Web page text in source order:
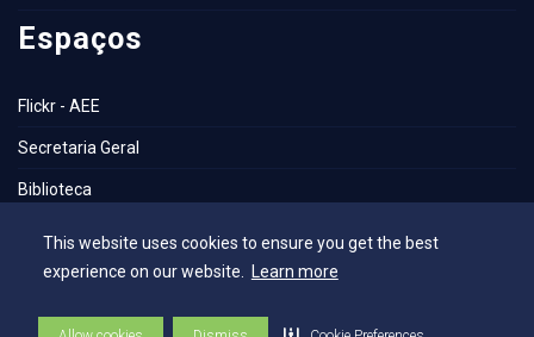
This website uses cookies to ensure you get the best
experience on our website. Learn more
Espaços
Flickr - AEE
Secretaria Geral
Biblioteca
Academia Escola
UniMAPS